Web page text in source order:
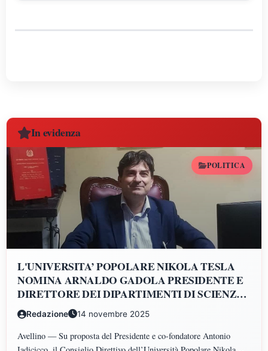
In evidenza
POLITICA
L'UNIVERSITA’ POPOLARE NIKOLA TESLA
NOMINA ARNALDO GADOLA PRESIDENTE E
DIRETTORE DEI DIPARTIMENTI DI SCIENZE
GIURIDICHE, ECONOMICHE, SCIENZE
POLITICHE, PSICOLOGIA, SCIENZE UMANE,
FILOSOFIA E PEDAGOGIA
Redazione 14 novembre 2025
Avellino — Su proposta del Presidente e co-fondatore Antonio